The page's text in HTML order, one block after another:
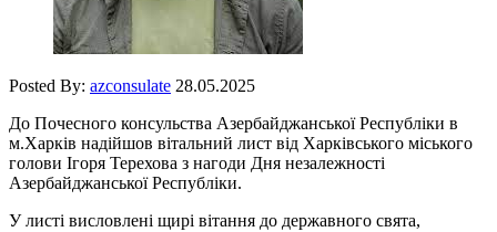
Posted By: azconsulate 28.05.2025
До Почесного консульства Азербайджанської Республіки в
м.Харків надійшов вітальний лист від Харківського міського
голови Ігоря Терехова з нагоди Дня незалежності
Азербайджанської Республіки.
У листі висловлені щирі вітання до державного свята,